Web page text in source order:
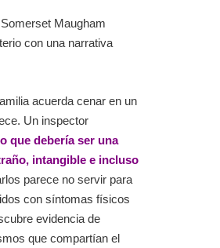
Maugham
con una narrativa
acuerda cenar en un
Un inspector
que debería ser una
intangible e incluso
parece no servir para
con síntomas físicos
evidencia de
que compartían el